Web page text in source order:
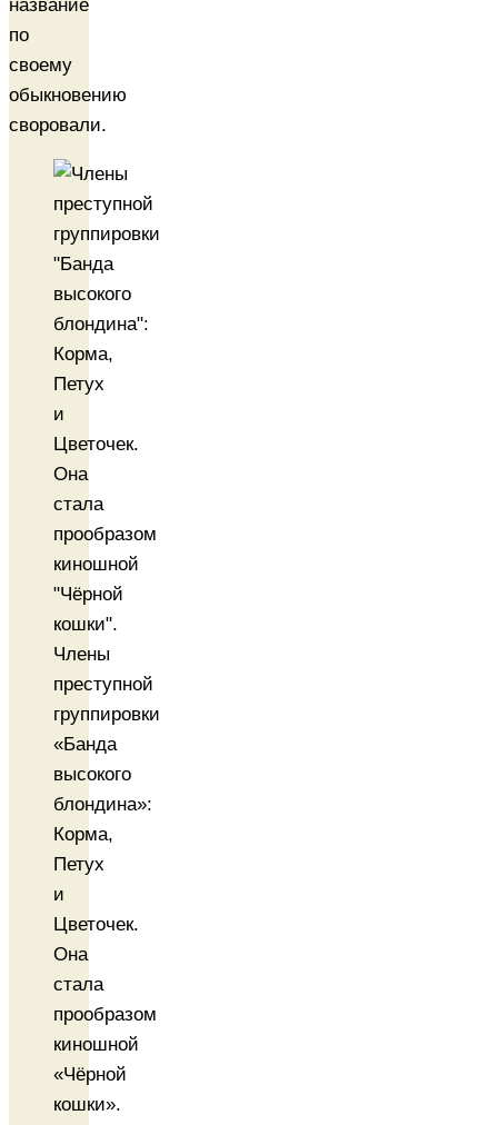
название
по
своему
обыкновению
своровали.
Члены
преступной
группировки
«Банда
высокого
блондина»:
Корма,
Петух
и
Цветочек.
Она
стала
прообразом
киношной
«Чёрной
кошки».